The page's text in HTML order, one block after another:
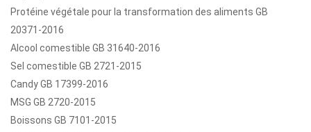
Protéine végétale pour la transformation des aliments GB
20371-2016
Alcool comestible GB 31640-2016
Sel comestible GB 2721-2015
Candy GB 17399-2016
MSG GB 2720-2015
Boissons GB 7101-2015